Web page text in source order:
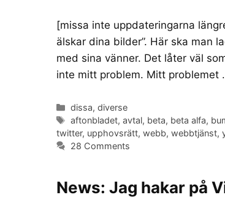
[missa inte uppdateringarna
älskar dina bilder”. Här ska man
med sina vänner. Det låter väl
inte mitt problem. Mitt problemet
Categories
dissa,diverse
Tags
aftonbladet,avtal, beta, beta alfa,
twitter, upphovsrätt, webb, webbtjänst,
28 Comments
News: Jag hakar på